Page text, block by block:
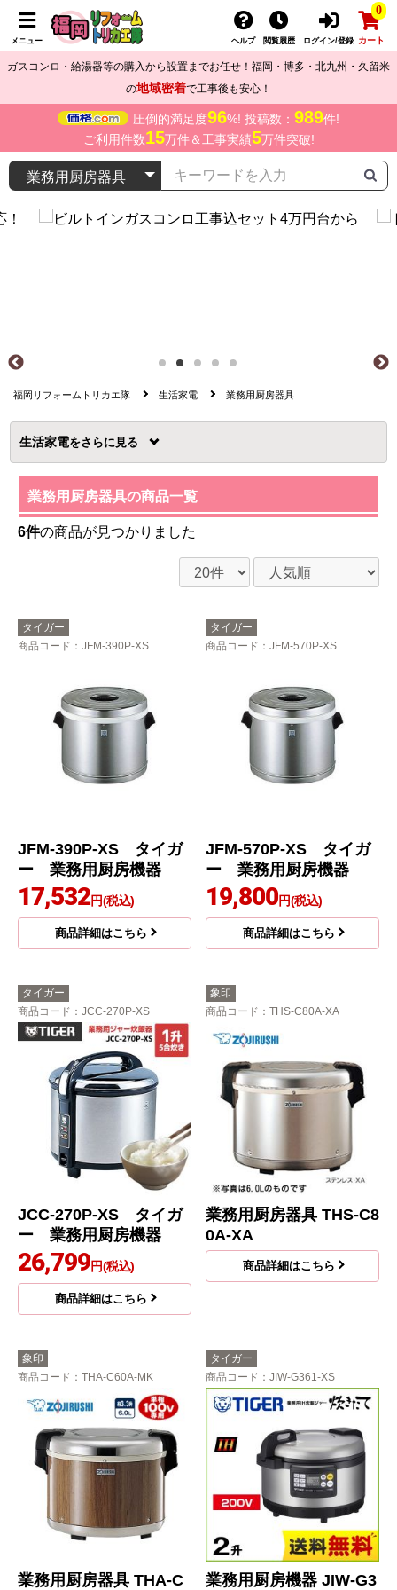
メニュー ヘルプ 閲覧履歴 ログイン/登録
0
カート
ガスコンロ・給湯器等の購入から設置までお任せ！福岡・博多・北九州・久留米
の地域密着で工事後も安心！
圧倒的満足度96%! 投稿数： 989件!
ご利用件数15万件＆工事実績5万件突破!
福岡リフォームトリカエ隊 生活家電 業務用厨房器具
生活家電を
業務用厨房器具の商品一覧
6件の商品が見つかりました
タイガー
商品コード ：JFM-390P-XS
JFM-390P-XS タイガ
ー 業務用厨房機器
17,532円(税込)
商品詳細はこちら
タイガー
商品コード ：JFM-570P-XS
JFM-570P-XS タイガ
ー 業務用厨房機器
19,800円(税込)
商品詳細はこちら
タイガー
商品コード ：JCC-270P-XS
JCC-270P-XS タイガ
ー 業務用厨房機器
26,799円(税込)
商品詳細はこちら
象印
商品コード ：THS-C80A-XA
業務用厨房器具 THS-C8
0A-XA
商品詳細はこちら
象印
商品コード ：THA-C60A-MK
業務用厨房器具 THA-C
タイガー
商品コード ：JIW-G361-XS
業務用厨房機器 JIW-G3